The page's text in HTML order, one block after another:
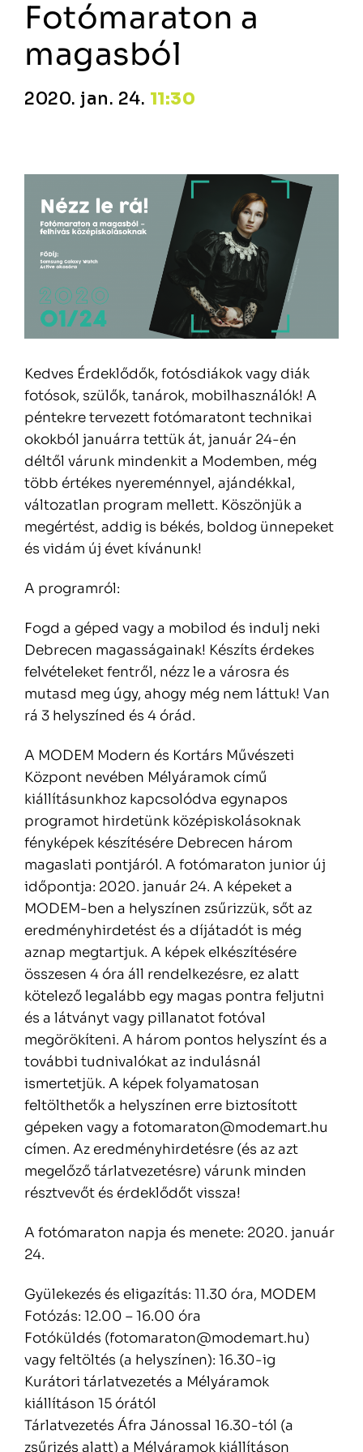
Fotómaraton a
magasból
2020. jan. 24. 11:30
Kedves Érdeklődők, fotósdiákok vagy diák
fotósok, szülők, tanárok, mobilhasználók! A
péntekre tervezett fotómaratont technikai
okokból januárra tettük át, január 24-én
déltől várunk mindenkit a Modemben, még
több értékes nyereménnyel, ajándékkal,
változatlan program mellett. Köszönjük a
megértést, addig is békés, boldog ünnepeket
és vidám új évet kívánunk!
A programról:
Fogd a géped vagy a mobilod és indulj neki
Debrecen magasságainak! Készíts érdekes
felvételeket fentről, nézz le a városra és
mutasd meg úgy, ahogy még nem láttuk! Van
rá 3 helyszíned és 4 órád.
A MODEM Modern és Kortárs Művészeti
Központ nevében Mélyáramok című
kiállításunkhoz kapcsolódva egynapos
programot hirdetünk középiskolásoknak
fényképek készítésére Debrecen három
magaslati pontjáról. A fotómaraton junior új
időpontja: 2020. január 24. A képeket a
MODEM-ben a helyszínen zsűrizzük, sőt az
eredményhirdetést és a díjátadót is még
aznap megtartjuk. A képek elkészítésére
összesen 4 óra áll rendelkezésre, ez alatt
kötelező legalább egy magas pontra feljutni
és a látványt vagy pillanatot fotóval
megörökíteni. A három pontos helyszínt és a
további tudnivalókat az indulásnál
ismertetjük. A képek folyamatosan
feltölthetők a helyszínen erre biztosított
gépeken vagy a fotomaraton@modemart.hu
címen. Az eredményhirdetésre (és az azt
megelőző tárlatvezetésre) várunk minden
résztvevőt és érdeklődőt vissza!
A fotómaraton napja és menete: 2020. január
24.
Gyülekezés és eligazítás: 11.30 óra, MODEM
Fotózás: 12.00 – 16.00 óra
Fotóküldés (fotomaraton@modemart.hu)
vagy feltöltés (a helyszínen): 16.30-ig
Kurátori tárlatvezetés a Mélyáramok
kiállításon 15 órától
Tárlatvezetés Áfra Jánossal 16.30-tól (a
zsűrizés alatt) a Mélyáramok kiállításon